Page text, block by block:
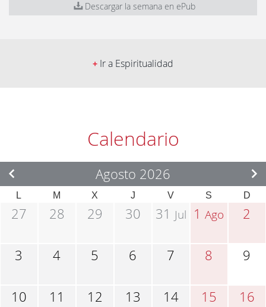
Descargar la semana en ePub
+ Ir a Espiritualidad
Calendario
Agosto 2026
L M X J V S D
27 28 29 30 31 Jul 1Ago 2
3 4 5 6 7 8 9
10 11 12 13 14 15 16